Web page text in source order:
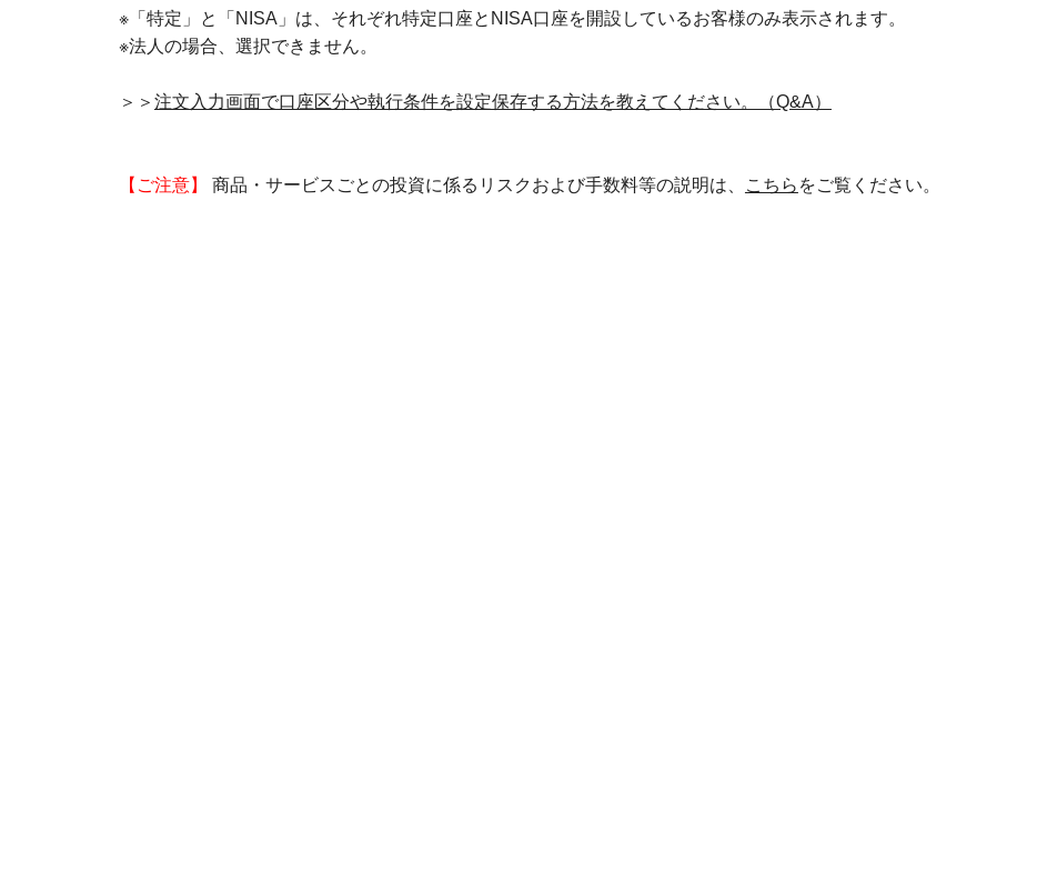
※「特定」と「NISA」は、それぞれ特定口座とNISA口座を開設しているお客様のみ表示されます。
※法人の場合、選択できません。
＞＞ 注文入力画面で口座区分や執行条件を設定保存する方法を教えてください。（Q&A）
【ご注意】 商品・サービスごとの投資に係るリスクおよび手数料等の説明は、 こちら をご覧ください。